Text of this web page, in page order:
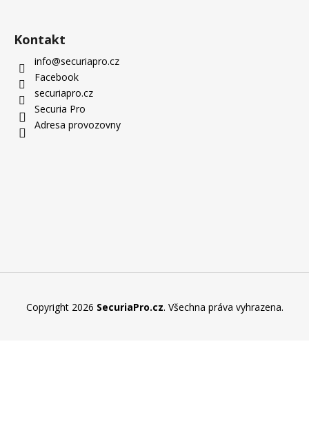
Kontakt
info@securiapro.cz
Facebook
securiapro.cz
Securia Pro
Adresa provozovny
Copyright 2026 SecuriaPro.cz. Všechna práva vyhrazena.